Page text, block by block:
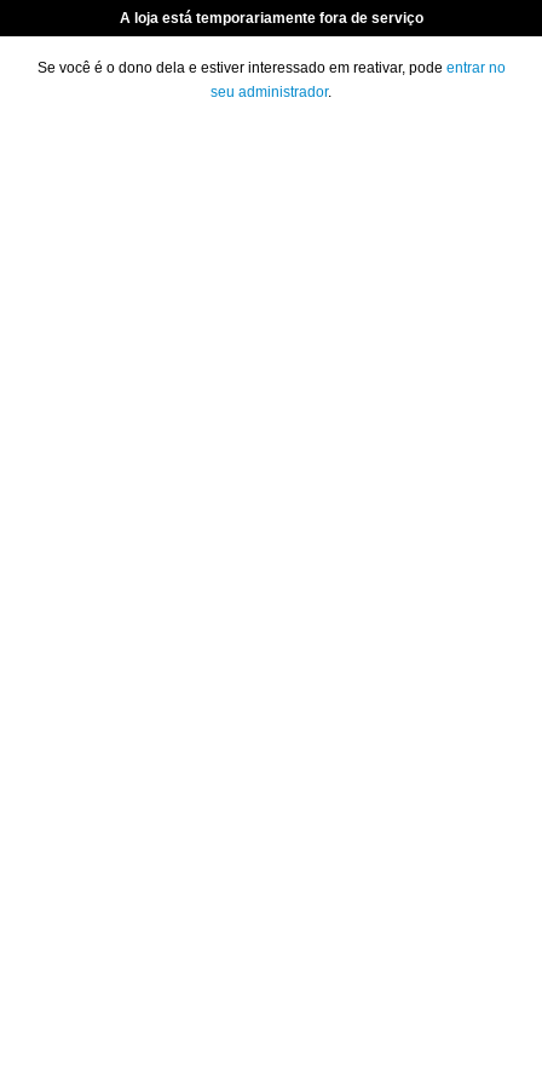
A loja está temporariamente fora de serviço
Se você é o dono dela e estiver interessado em reativar, pode entrar no
seu administrador.